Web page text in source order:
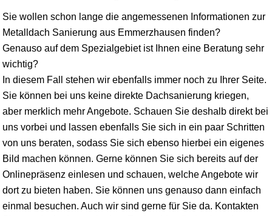
Sie wollen schon lange die angemessenen Informationen zur
Metalldach Sanierung aus Emmerzhausen finden?
Genauso auf dem Spezialgebiet ist Ihnen eine Beratung sehr
wichtig?
In diesem Fall stehen wir ebenfalls immer noch zu Ihrer Seite.
Sie können bei uns keine direkte Dachsanierung kriegen,
aber merklich mehr Angebote. Schauen Sie deshalb direkt bei
uns vorbei und lassen ebenfalls Sie sich in ein paar Schritten
von uns beraten, sodass Sie sich ebenso hierbei ein eigenes
Bild machen können. Gerne können Sie sich bereits auf der
Onlinepräsenz einlesen und schauen, welche Angebote wir
dort zu bieten haben. Sie können uns genauso dann einfach
einmal besuchen. Auch wir sind gerne für Sie da. Kontakten